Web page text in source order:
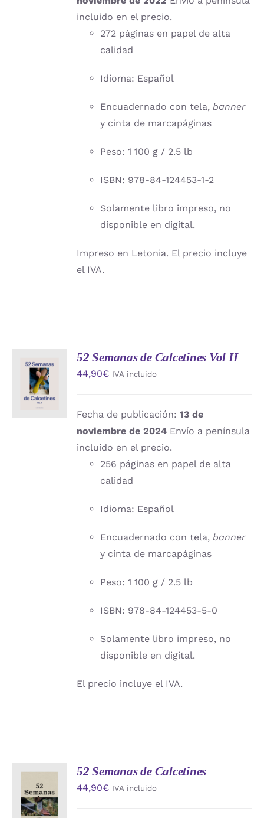
incluido en el precio.
272 páginas en papel de alta
calidad
Idioma: Español
Encuadernado con tela,banner
y cinta de marcapáginas
Peso: 1 100 g / 2.5 lb
ISBN: 978-84-124453-1-2
Solamente libro impreso, no
disponible en digital.
Impreso en Letonia. El precio incluye
el IVA.
AÑADIR
AL
CARRITO
/
DETALLES
52 Semanas de Calcetines Vol II
44,90€ IVA incluido
Fecha de publicación:13 de
noviembre de 2024 Envío a península
incluido en el precio.
256 páginas en papel de alta
calidad
Idioma: Español
Encuadernado con tela,banner
y cinta de marcapáginas
Peso: 1 100 g / 2.5 lb
ISBN: 978-84-124453-5-0
Solamente libro impreso, no
disponible en digital.
El precio incluye el IVA.
AL
CARRITO
/
52 Semanas de Calcetines
44,90€ IVA incluido